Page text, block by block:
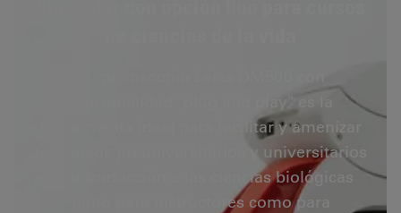
herramienta ideal para facilitar y amenizar
los cursos preuniversitarios y universitarios
de introducción a las ciencias biológicas
tanto para instructores como para